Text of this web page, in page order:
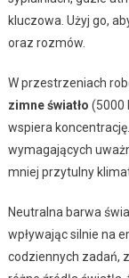
kluczowa. Użyj go,
oraz rozmów.
W przestrzeniach
zimne światło (5000
wspiera
wymagających
mniej przytulny
Neutralna barwa
wpływając silnie na
codziennych zadań,